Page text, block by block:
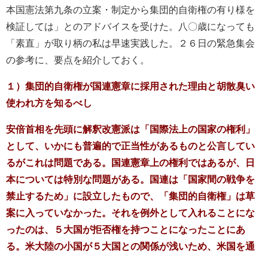
本国憲法第九条の立案・制定から集団的自衛権の有り様を
検証しては」とのアドバイスを受けた。八〇歳になっても
「素直」が取り柄の私は早速実践した。２６日の緊急集会
の参考に、要点を紹介しておく。
１）集団的自衛権が国連憲章に採用された理由と胡散臭い
使われ方を知るべし
安倍首相を先頭に解釈改憲派は「国際法上の国家の権利」
として、いかにも普遍的で正当性があるものと公言してい
るがこれは問題である。国連憲章上の権利ではあるが、日
本については特別な問題がある。国連は「国家間の戦争を
禁止するため」に設立したもので、「集団的自衛権」は草
案に入っていなかった。それを例外として入れることにな
ったのは、５大国が拒否権を持つことになったことにあ
る。米大陸の小国が５大国との関係が浅いため、米国を通